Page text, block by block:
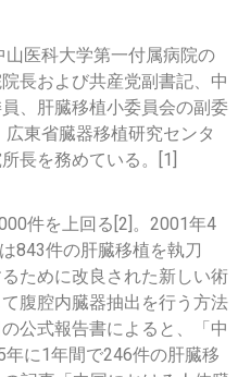
医科大学第一付属病院の
長および共産党副書記、中
、肝臓移植小委員会の副委
東省臓器移植研究センタ
長を務めている。[1]
件を上回る[2]。2001年4
843件の肝臓移植を執刀
ために改良された新しい術
腹腔内臓器抽出を行う方法
公式報告書によると、「中
に1年間で246件の肝臓移